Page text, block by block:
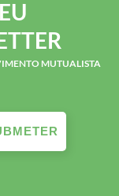
MUTUALISTA